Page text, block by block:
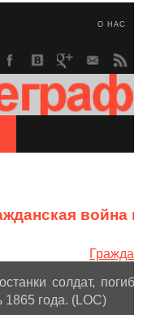
О НАС
война
солдат,
1865 года. (LOC)